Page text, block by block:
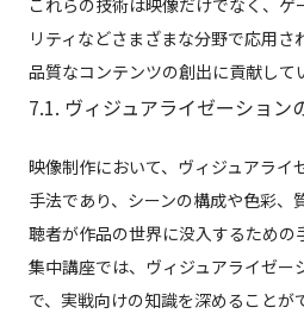
これらの技術は映像だけでなく、
リティなどさまざまな分野で応用
品質なコンテンツの創出に貢献して
7.1. ヴィジュアライゼーション
映像制作において、ヴィジュアライ
手法であり、シーンの構成や色彩、
聴者が作品の世界に没入するための
集中講座では、ヴィジュアライゼー
で、実戦向けの知識を深めることが